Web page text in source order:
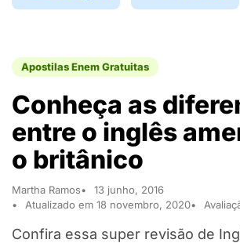
Apostilas Enem Gratuitas
Conheça as
entre o inglês
o britânico
Martha Ramos
13 junho, 2016
Atualizado em 18 novembro, 2020
Confira essa super revisão de